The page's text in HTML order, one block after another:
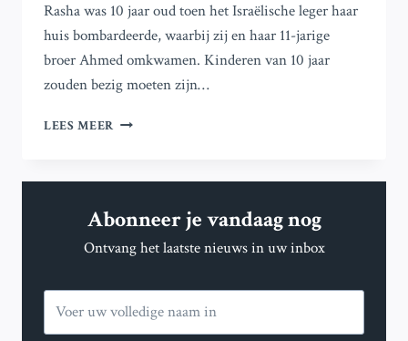
Rasha was 10 jaar oud toen het Israëlische leger haar
huis bombardeerde, waarbij zij en haar 11-jarige
broer Ahmed omkwamen. Kinderen van 10 jaar
zouden bezig moeten zijn…
LEES MEER DE
VAN
KIND
GAZA
Abonneer je vandaag nog
Ontvang het laatste nieuws in uw inbox